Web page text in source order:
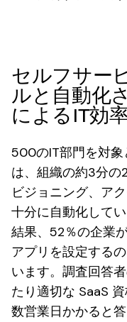
セルフサー
ルと自動化
によるIT効
500のIT部門を対
は、組織の約3分の
ビジョニング、ア
十分に自動化して
結果、52％の企業
アプリを設定する
います。調査回答
たり適切な SaaS
数営業日かかると